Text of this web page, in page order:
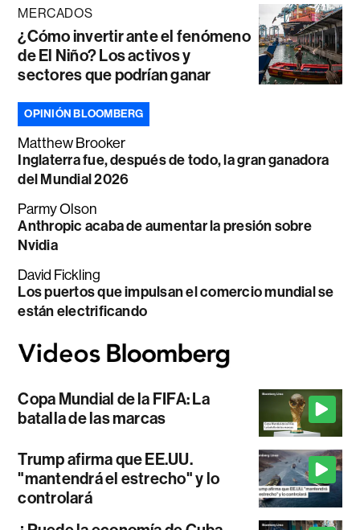
MERCADOS
¿Cómo invertir ante el fenómeno
de El Niño? Los activos y
sectores que podrían ganar
OPINIÓN BLOOMBERG
Matthew Brooker
Inglaterra fue, después de todo, la gran ganadora
del Mundial 2026
Parmy Olson
Anthropic acaba de aumentar la presión sobre
Nvidia
David Fickling
Los puertos que impulsan el comercio mundial se
están electrificando
Copa Mundial de la FIFA: La
batalla de las marcas
Trump afirma que EE.UU.
"mantendrá el estrecho" y lo
controlará